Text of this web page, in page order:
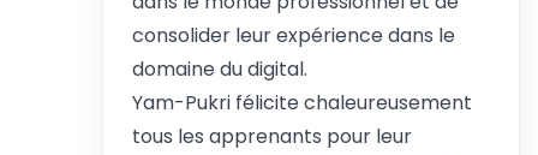
consolider leur expérience dans le
domaine du digital.
Yam-Pukri félicite chaleureusement
tous les apprenants pour leur